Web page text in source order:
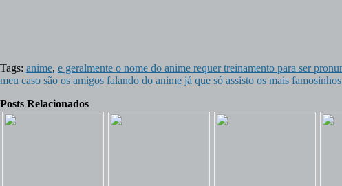
Tags: anime, e geralmente o nome do anime requer treinamento para ser
meu caso são os amigos falando do anime já que só assisto os mais
Posts Relacionados